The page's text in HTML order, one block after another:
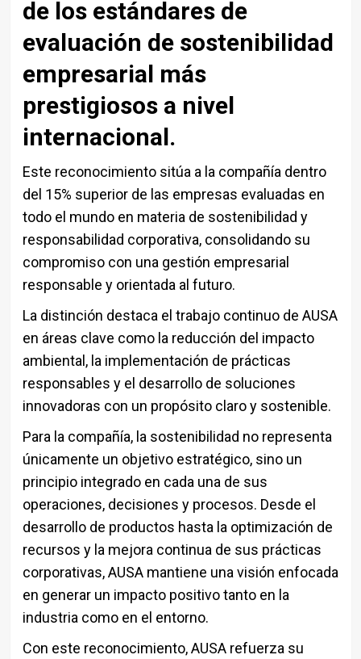
de los estándares de
evaluación de sostenibilidad
empresarial más
prestigiosos a nivel
internacional.
Este reconocimiento sitúa a la compañía dentro
del 15% superior de las empresas evaluadas en
todo el mundo en materia de sostenibilidad y
responsabilidad corporativa, consolidando su
compromiso con una gestión empresarial
responsable y orientada al futuro.
La distinción destaca el trabajo continuo de AUSA
en áreas clave como la reducción del impacto
ambiental, la implementación de prácticas
responsables y el desarrollo de soluciones
innovadoras con un propósito claro y sostenible.
Para la compañía, la sostenibilidad no representa
únicamente un objetivo estratégico, sino un
principio integrado en cada una de sus
operaciones, decisiones y procesos. Desde el
desarrollo de productos hasta la optimización de
recursos y la mejora continua de sus prácticas
corporativas, AUSA mantiene una visión enfocada
en generar un impacto positivo tanto en la
industria como en el entorno.
Con este reconocimiento,AUSArefuerza su